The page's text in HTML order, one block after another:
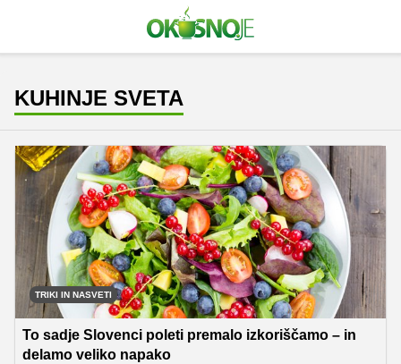
KUHINJE SVETA
TRIKI IN NASVETI
To sadje Slovenci poleti premalo izkoriščamo – in
delamo veliko napako